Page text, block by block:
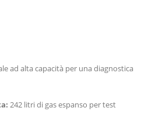
ad alta capacità per una diagnostica
242 litri di gas espanso per test